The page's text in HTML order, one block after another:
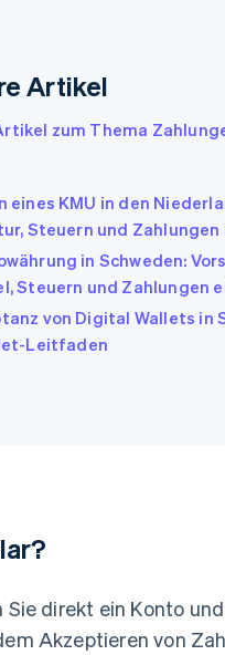
Artikel
zum Thema
eines KMU in den
Steuern und Zahlungen
in Schweden:
Steuern und Zahlungen
von Digital Wallets in
Leitfaden
Sie direkt ein Konto
Akzeptieren von
English
Français
Italiano
English